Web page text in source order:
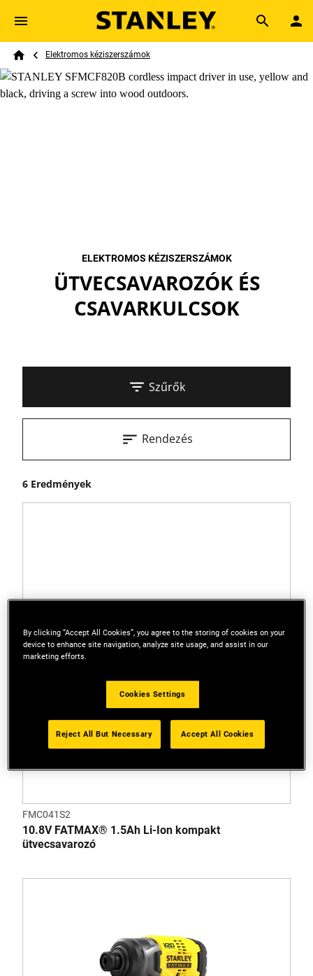
Skip to main content
Search
Breadcrumb
Elektromos kéziszerszámok
ELEKTROMOS KÉZISZERSZÁMOK
ÜTVECSAVAROZÓK ÉS
CSAVARKULCSOK
Szűrők
6 Eredmények
Rendezés
FMC041S2
10.8V FATMAX® 1.5Ah Li-Ion kompakt
ütvecsavarozó
By clicking “Accept All Cookies”, you agree to the storing of cookies on your
device to enhance site navigation, analyze site usage, and assist in our
marketing efforts.
Cookies Settings
Reject All But Necessary Accept All Cookies